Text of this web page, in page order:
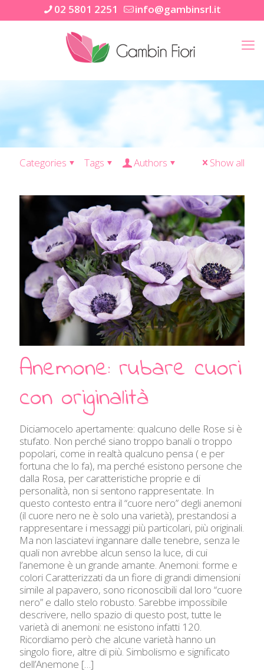
02 5801 2251 info@gambinsrl.it
Categories Tags Authors Show all
Anemone: rubare cuori
con originalità
Diciamocelo apertamente: qualcuno delle Rose si è
stufato. Non perché siano troppo banali o troppo
popolari, come in realtà qualcuno pensa ( e per
fortuna che lo fa), ma perché esistono persone che
dalla Rosa, per caratteristiche proprie e di
personalità, non si sentono rappresentate. In
questo contesto entra il “cuore nero” degli anemoni
(il cuore nero ne è solo una varietà), prestandosi a
rappresentare i messaggi più particolari, più originali.
Ma non lasciatevi ingannare dalle tenebre, senza le
quali non avrebbe alcun senso la luce, di cui
l’anemone è un grande amante. Anemoni: forme e
colori Caratterizzati da un fiore di grandi dimensioni
simile al papavero, sono riconoscibili dal loro “cuore
nero” e dallo stelo robusto. Sarebbe impossibile
descrivere, nello spazio di questo post, tutte le
varietà di anemoni: ne esistono infatti 120.
Ricordiamo però che alcune varietà hanno un
singolo fiore, altre di più. Simbolismo e significato
dell’Anemone […]